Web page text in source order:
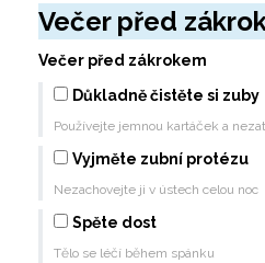
Večer před
Večer před zákrokem
Důkladně čistěte si zuby
Používejte jemnou kartáček a
Vyjměte zubní protézu
Nezachovejte ji v ústech celou noc
Spěte dost
Tělo se léčí během spánku